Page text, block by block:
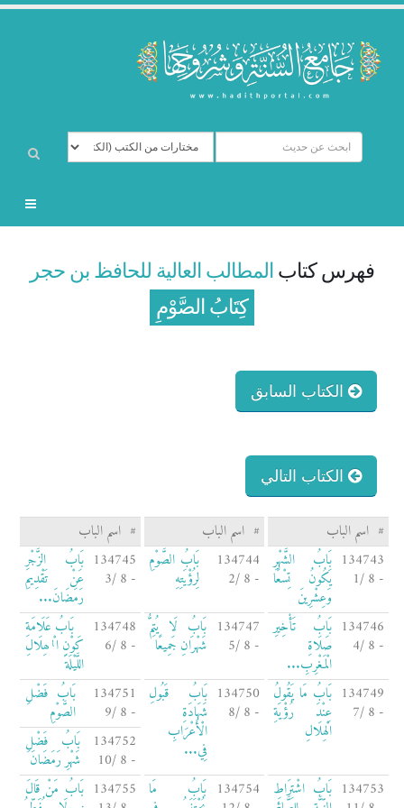
فهرس كتاب المطالب العالية للحافظ بن حجر
كِتَابُ الصَّوْمِ
الكتاب السابق
الكتاب التالي
# اسم الباب # اسم الباب # اسم الباب
134743
- 8 /1
بَابُ الشَّهْرِ
يَكُونُ تِسْعًا
وَعِشْرِينَ
134744
- 8 /2
بَابُ الصَّوْمِ
لِرُؤْيَتِهِ
134745
- 8 /3
بَابُ الزَّجْرِ
عَنْ تَقْدِيمِ
رَمَضَانَ...
134746
- 8 /4
بَابُ تَأْخِيرِ
صَلَاةِ
الْمَغْرِبِ...
134747
- 8 /5
بَابُ لَا يُتِمُّ
شَهْرَانِ جَمِيعًا
134748
- 8 /6
بَابُ عَلَامَةِ
كَوْنِ الْهِلَالِ
اللَّيْلَةَ
134749
- 8 /7
بَابُ مَا يَقُولُ
عِنْدَ رُؤْيَةِ
الْهِلَالِ
134750
- 8 /8
بَابُ قَبُولِ
شَهَادَةِ
الْأَعْرَابِ
فِي...
134751
- 8 /9
بَابُ فَضْلِ
الصَّوْمِ
134752
- 8 /10
بَابُ فَضْلِ
شَهْرِ رَمَضَانَ
134753 بَابُ اشْتِرَاطِ 134754 بَابُ مَا 134755 بَابُ مَنْ قَالَ